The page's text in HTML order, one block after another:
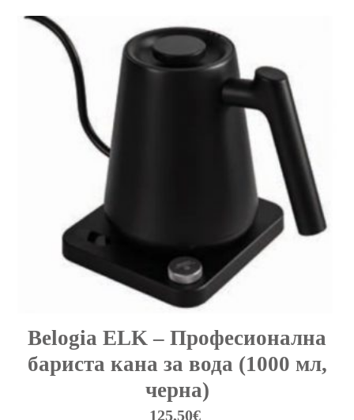
Belogia ELK – Професионална
бариста кана за вода (1000 мл,
черна)
125,50€